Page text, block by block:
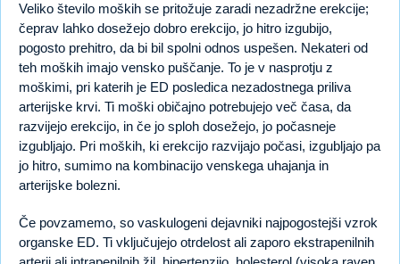
Veliko število moških se pritožuje zaradi nezadržne erekcije;
čeprav lahko dosežejo dobro erekcijo, jo hitro izgubijo,
pogosto prehitro, da bi bil spolni odnos uspešen. Nekateri od
teh moških imajo vensko puščanje. To je v nasprotju z
moškimi, pri katerih je ED posledica nezadostnega priliva
arterijske krvi. Ti moški običajno potrebujejo več časa, da
razvijejo erekcijo, in če jo sploh dosežejo, jo počasneje
izgubljajo. Pri moških, ki erekcijo razvijajo počasi, izgubljajo pa
jo hitro, sumimo na kombinacijo venskega uhajanja in
arterijske bolezni.
Če povzamemo, so vaskulogeni dejavniki najpogostejši vzrok
organske ED. Ti vključujejo otrdelost ali zaporo ekstrapenilnih